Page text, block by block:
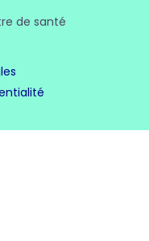
de santé